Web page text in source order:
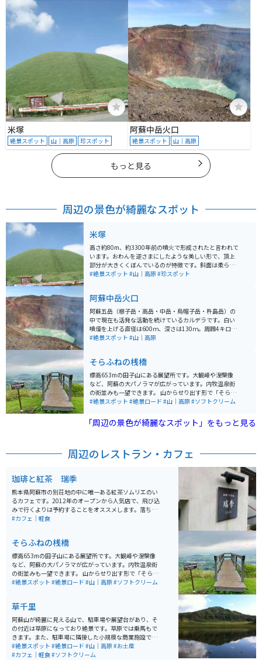
米塚
絶景スポット 山｜高原 珍スポット
阿蘇中岳火口
絶景スポット 山｜高原
もっと見る
周辺の景色が綺麗なスポット
米塚
高さ約80m、約3300年前の噴火で形成されたと言われて
います。おわんを逆さまにしたような美しい形で、頂上
部分が大きくくぼんでいるのが特徴です。斜面は柔らか
な草原に覆われているので、春から夏にかけては緑一色
#絶景スポット #山｜高原#珍スポット
阿蘇中岳火口
阿蘇五岳（根子岳・高岳・中岳・烏帽子岳・杵島岳）の
中で現在も活発な活動を続けているカルデラです。白い
噴煙を上げる直径は600ｍ、深さは130ｍ。周囲4キロの
巨大な噴火口を間近で見ることができます。噴火警戒レ
#絶景スポット #山｜高原
そらふねの桟橋
標高653mの田子山にある展望所です。大観峰や涅槃像
など、阿蘇の大パノラマが広がっています。内牧温泉街
の街並みも一望できます。 山からせり出す形で「そらふ
ねの桟橋」が作られており、ここからの景色はまさに絶
ても注目を集めています。
#絶景スポット #絶景ロード #山｜高原#ソフトクリーム
「周辺の景色が綺麗なスポット」をもっと見る
周辺のレストラン・カフェ
珈琲と紅茶 瑞季
熊本県阿蘇市の別荘地の中に唯一ある紅茶ソムリエのい
るカフェです。2012年のオープンから人気店で、飛び込
みで行くよりは予約することをオススメします。落ち着
いた店内のため、優雅でリラックスした時間が過ごせま
#カフェ｜軽食
そらふねの桟橋
標高653mの田子山にある展望所です。大観峰や涅槃像
など、阿蘇の大パノラマが広がっています。内牧温泉街
の街並みも一望できます。 山からせり出す形で「そらふ
ねの桟橋」が作られており、ここからの景色はまさに絶
#絶景スポット #絶景ロード #山｜高原#ソフトクリーム
草千里
阿蘇山が綺麗に見える山で、駐車場や展望台があり、そ
の付近は草原になっており絶景です。草原では乗馬もで
きます。また、駐車場に隣接した小規模な商業施設では
お土産が購入でき、屋台のような店もあり、熊本名物の
赤牛の串焼きなどもあります。オススメはソフトクリー
#絶景スポット #絶景ロード #山｜高原#お土産
#カフェ｜軽食#ソフトクリーム